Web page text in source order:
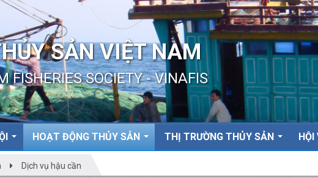
SẢN VIỆT NAM
FISHERIES SOCIETY - VINAFIS
HOẠT ĐỘNG THỦY SẢN THỊ TRƯỜNG THỦY SẢN HỘI
Dịch vụ hậu cần